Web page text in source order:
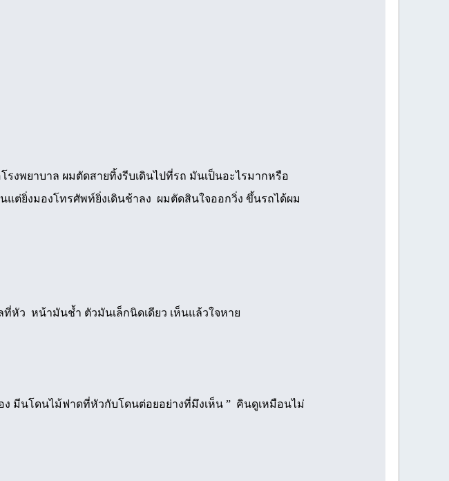
งพยาบาล ผมตัดสายทิ้งรีบเดินไปที่รถ มันเป็นอะไรมากหรือ
แต่ยิ่งมองโทรศัพท์ยิ่งเดินช้าลง ผมตัดสินใจออกวิ่ง ขึ้นรถได้ผม
หัว หน้ามันช้ำ ตัวมันเล็กนิดเดียว เห็นแล้วใจหาย
ง มีนโดนไม้ฟาดที่หัวกับโดนต่อยอย่างที่มึงเห็น ” คินดูเหมือนไม่